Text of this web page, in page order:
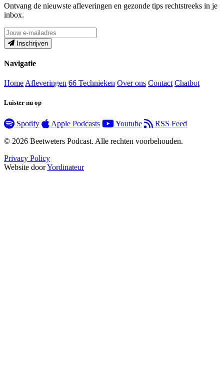
Ontvang de nieuwste afleveringen en gezonde tips rechtstreeks in je
inbox.
Inschrijven
Navigatie
Home Afleveringen 66 Technieken Over ons Contact Chatbot
Luister nu op
Spotify Apple Podcasts Youtube RSS Feed
© 2026 Beetweters Podcast. Alle rechten voorbehouden.
Privacy Policy
Website doorYordinateur